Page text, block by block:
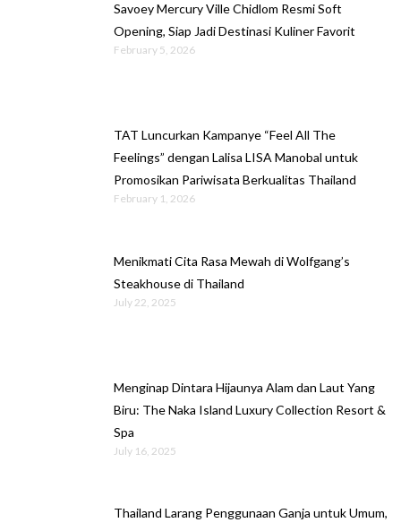
Savoey Mercury Ville Chidlom Resmi Soft
Opening, Siap Jadi Destinasi Kuliner Favorit
February 5, 2026
TAT Luncurkan Kampanye “Feel All The
Feelings” dengan Lalisa LISA Manobal untuk
Promosikan Pariwisata Berkualitas Thailand
February 1, 2026
Menikmati Cita Rasa Mewah di Wolfgang’s
Steakhouse di Thailand
July 22, 2025
Menginap Dintara Hijaunya Alam dan Laut Yang
Biru: The Naka Island Luxury Collection Resort &
Spa
July 16, 2025
Thailand Larang Penggunaan Ganja untuk Umum,